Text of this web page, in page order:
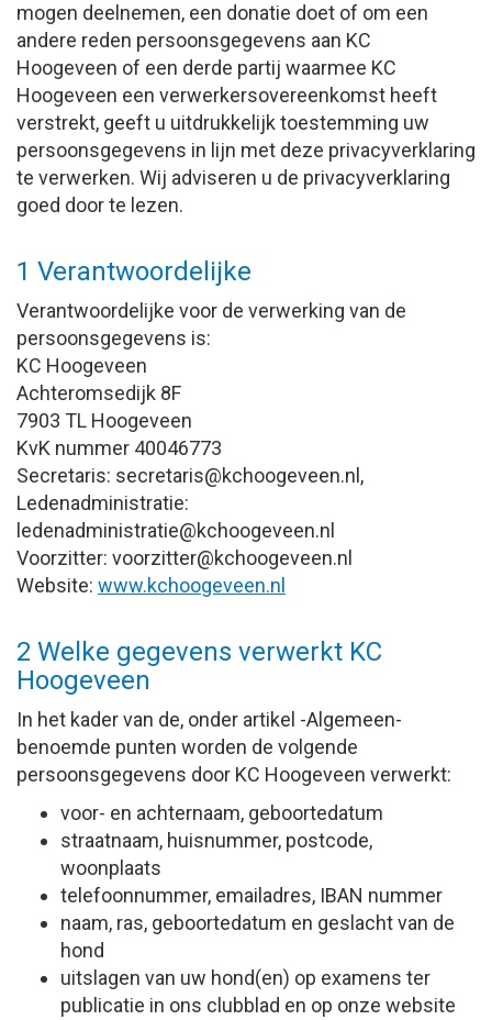
mogen deelnemen, een donatie doet of om een
andere reden persoonsgegevens aan KC
Hoogeveen of een derde partij waarmee KC
Hoogeveen een verwerkersovereenkomst heeft
verstrekt, geeft u uitdrukkelijk toestemming uw
persoonsgegevens in lijn met deze privacyverklaring
te verwerken. Wij adviseren u de privacyverklaring
goed door te lezen.
1 Verantwoordelijke
Verantwoordelijke voor de verwerking van de
persoonsgegevens is:
KC Hoogeveen
Achteromsedijk 8F
7903 TL Hoogeveen
KvK nummer 40046773
Secretaris: siraterces@kchoogeveen.nl,
Ledenadministratie:
eitartsinimdanedel@kchoogeveen.nl
Voorzitter: rettizroov@kchoogeveen.nl
Website: www.kchoogeveen.nl
2 Welke gegevens verwerkt KC
Hoogeveen
In het kader van de, onder artikel -Algemeen-
benoemde punten worden de volgende
persoonsgegevens door KC Hoogeveen verwerkt:
voor- en achternaam, geboortedatum
straatnaam, huisnummer, postcode,
woonplaats
telefoonnummer, emailadres, IBAN nummer
naam, ras, geboortedatum en geslacht van de
hond
uitslagen van uw hond(en) op examens ter
publicatie in ons clubblad en op onze website